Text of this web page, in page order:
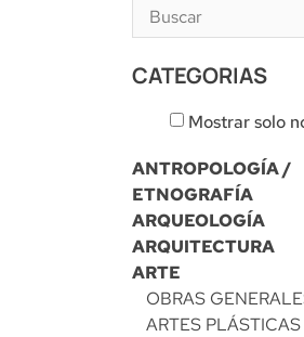
CATEGORIAS
Mostrar solo
ANTROPOLOGÍA /
ETNOGRAFÍA
ARQUEOLOGÍA
ARQUITECTURA
ARTE
OBRAS
ARTES PLÁSTICAS